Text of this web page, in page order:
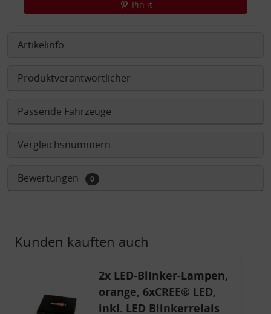
Pin it
Artikelinfo
Produktverantwortlicher
Passende Fahrzeuge
Vergleichsnummern
Bewertungen 0
Kunden kauften auch
2x LED-Blinker-Lampen,
orange, 6xCREE® LED,
inkl. LED Blinkerrelais